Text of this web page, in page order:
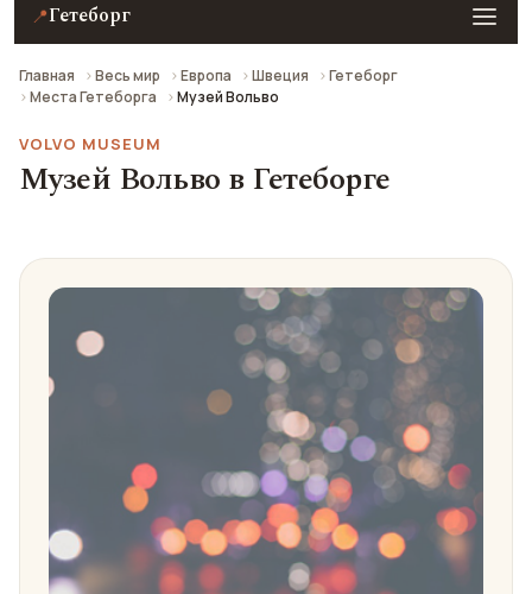
📍Гетеборг
Главная Весь мир Европа Швеция
Гетеборг
Места Гетеборга
Музей Вольво
VOLVO MUSEUM
Музей Вольво в Гетеборге